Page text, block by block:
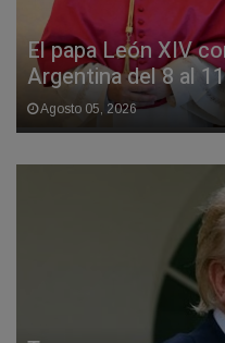
El papa León XIV
Argentina del 8 al
Agosto 05, 2026